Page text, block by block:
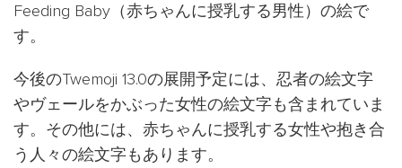
Feeding Baby（赤ちゃんに授乳する男性）の絵で
す。
今後のTwemoji 13.0の展開予定には、忍者の絵文字
やヴェールをかぶった女性の絵文字も含まれていま
す。その他には、赤ちゃんに授乳する女性や抱き合
う人々の絵文字もあります。